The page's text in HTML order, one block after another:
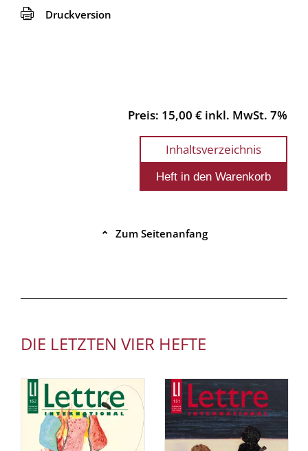
🖨 Druckversion
Preis: 15,00 € inkl. MwSt. 7%
Inhaltsverzeichnis
⌃ Zum Seitenanfang
DIE LETZTEN VIER HEFTE